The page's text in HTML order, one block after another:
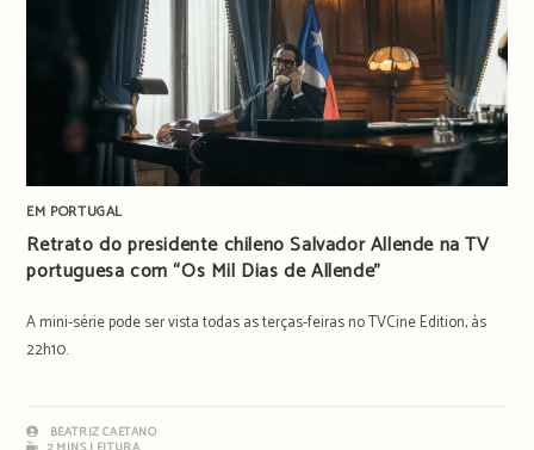
EM PORTUGAL
Retrato do presidente chileno Salvador Allende na TV
portuguesa com “Os Mil Dias de Allende”
A mini-série pode ser vista todas as terças-feiras no TVCine Edition, às
22h10.
BEATRIZ CAETANO